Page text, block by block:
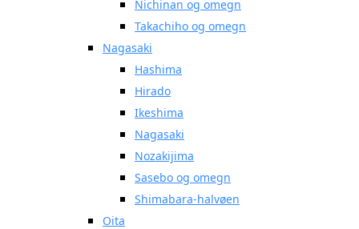
Nichinan og omegn
Takachiho og omegn
Nagasaki
Hashima
Hirado
Ikeshima
Nagasaki
Nozakijima
Sasebo og omegn
Shimabara-halvøen
Oita